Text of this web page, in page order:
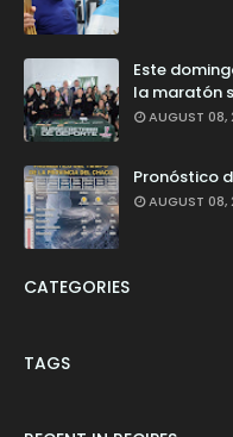
Este
la maratón
AUGUST 08,
Pronóstico
AUGUST 08,
CATEGORIES
TAGS